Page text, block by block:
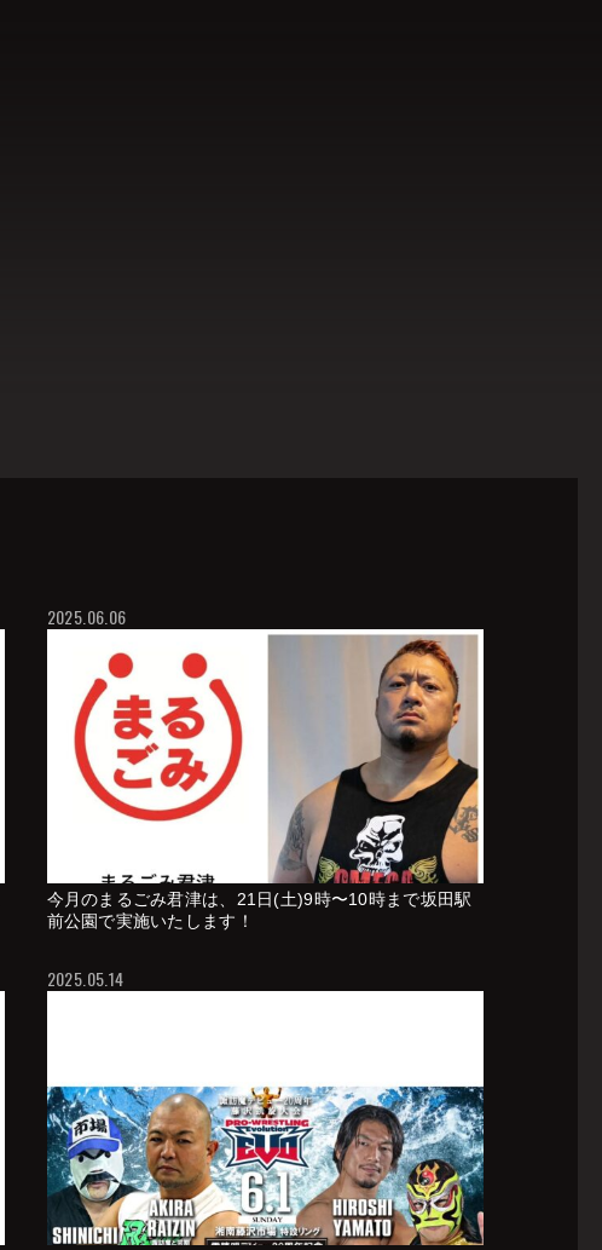
2025.06.06
今月のまるごみ君津は、21日(土)9時〜10時まで坂田駅
前公園で実施いたします！
2025.05.14